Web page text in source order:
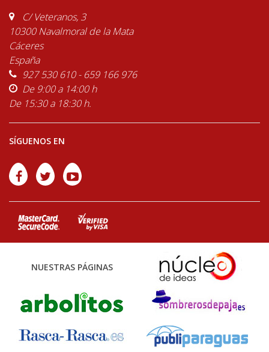
C/ Veteranos, 3
10300 Navalmoral de la Mata
Cáceres
España
927 530 610 - 659 166 976
De 9:00 a 14:00 h
De 15:30 a 18:30 h.
SÍGUENOS EN
NUESTRAS PÁGINAS